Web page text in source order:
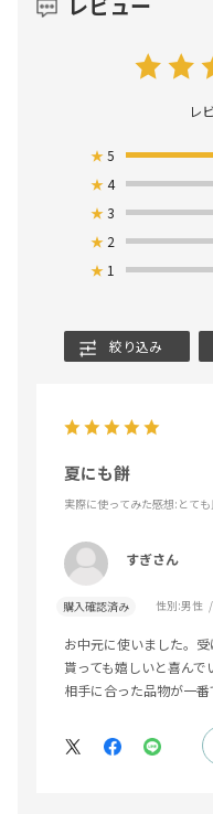
レ
★5
★4
★3
★ 2
★ 1
絞り込み
夏にも餅
実際に使ってみた感想:とて
すぎさん
購入確認済み 性別:男性
お中元に使いました。
貰っても嬉しいと喜ん
相手に合った品物が一番